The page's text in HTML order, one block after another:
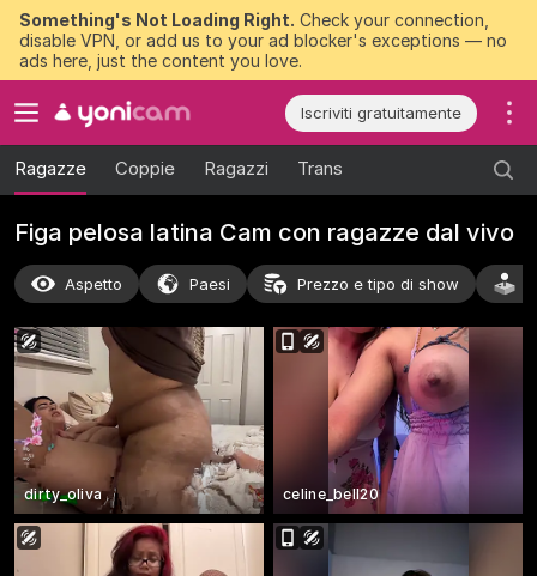
Something's Not Loading Right. Check your connection,
disable VPN, or add us to your ad blocker's exceptions — no
ads here, just the content you love.
Iscriviti gratuitamente
Ragazze Coppie Ragazzi Trans
Figa pelosa latina Cam con ragazze dal vivo
Aspetto Paesi Prezzo e tipo di show
dirty_oliva celine_bell20